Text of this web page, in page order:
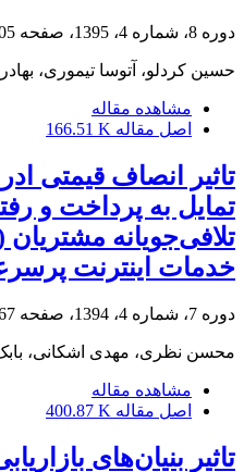
دوره 8، شماره 4، 1395، صفحه 618
حسین کردلو، آتوسا تیموری،
مشاهده مقاله
اصل مقاله 166.51 K
تاثیر انصاف قیمتی
تمایل به پرداخت و
تلافی‌جویانه
خدمات اینترنت
دوره 7، شماره 4، 1394، صفحه 984
محسن نظری، مهدی اشکانی،
مشاهده مقاله
اصل مقاله 400.87 K
تاثیر بنیان‌های